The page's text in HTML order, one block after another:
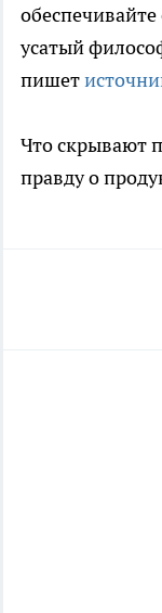
усатый
пишет
Что скрывают
правду о